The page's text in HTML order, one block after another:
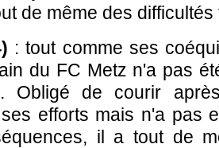
de même des
: tout comme ses
du FC Metz n'a pas
Obligé de courir
efforts mais n'a pas
il a tout de